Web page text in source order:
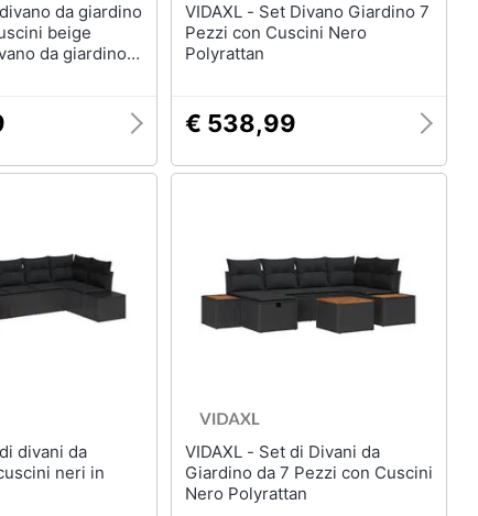
beige
da giardino 2
VIDAXL - Set Divano Giardino 7
Pezzi con Cuscini Nero
Polyrattan
€ 538,99
neri in
VIDAXL - Set di Divani da
Giardino da 7 Pezzi con Cuscini
Nero Polyrattan